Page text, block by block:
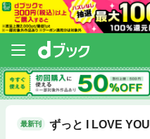
最新刊 ずっと I LOVE YOU